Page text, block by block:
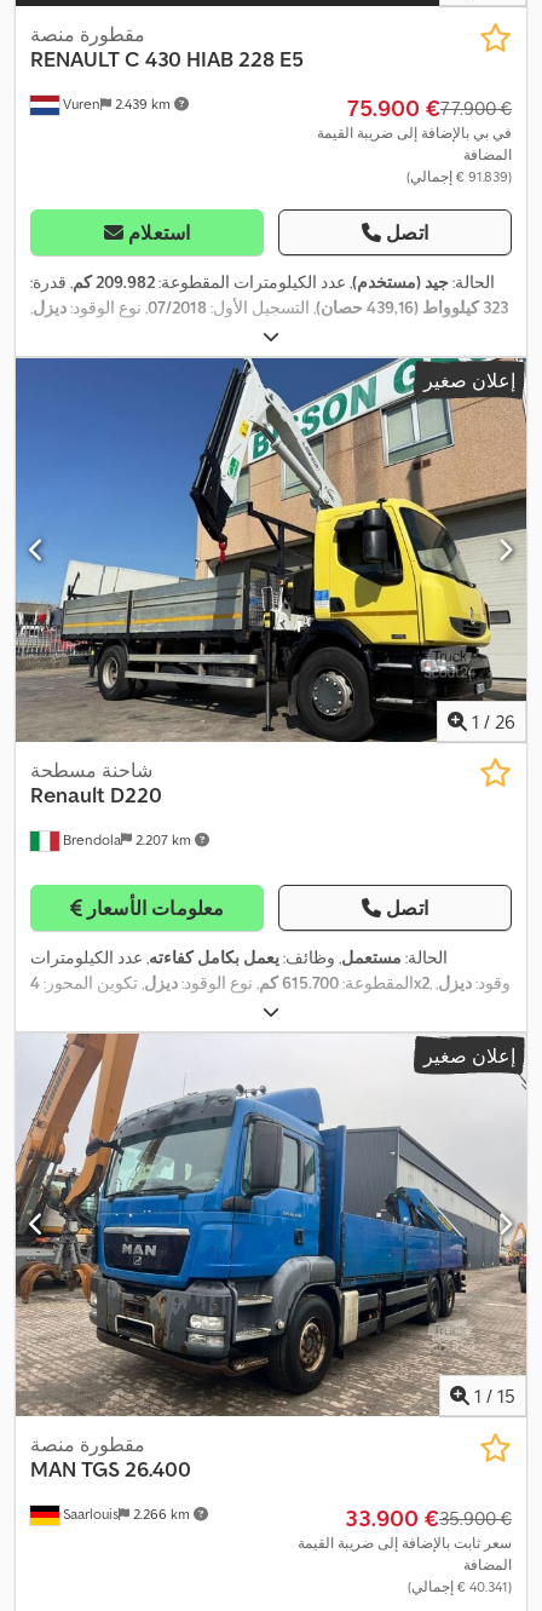
Vuren 2.439 km
مقطورة منصة
RENAULTC 430 HIAB 228 E5
‏75.900 € ‏77.900 €
في بي بالإضافة إلى ضريبة القيمة
المضافة
(‏91.839 € إجمالي)
استعلام اتصل
الحالة:جيد (مستخدم), عدد الكيلومترات المقطوعة:209.982 كم
, قدرة:
323 كيلوواط (439,16 حصان)
, التسجيل الأول: 07/2018, نوع الوقود:ديزل,
, تكوين المحور:
مم, وقود:ديزل, لون:برتقالي, كابينة السائق:كابينة نهارية, نوع التروس:
تلقائي, عدد التروس:12, فئة الانبعاثات:يورو 6
الكلي:10.750 مم , العرض الكلي:2.550 مم
طول مساحة التحميل:7.220 مم , عرض مساحة التحميل:
الصنع:2018, معدات:بلوتوث, تكييف الهواء, تنظيم النوافذ الكهربائي,
رافعة, قفل مركزي, مثبت السرعة, مدفأة المقعد, مرآة كهربائية, نظام
التحكم في الجر, نظام الفرامل المانعة للانغلاق (ABS),
إعلان صغير
1 / 26
Brendola 2.207 km
شاحنة مسطحة
Renault D220
معلومات الأسعار اتصل
الحالة: مستعمل, وظائف:يعمل بكامل كفاءته, عدد الكيلومترات
المقطوعة:615.700 كم , نوع الوقود:ديزل, تكوين المحور: 4x2 , وقود:ديزل,
كابينة نهارية
معدات:رافعة ,
إعلان صغير
1 / 15
Saarlouis 2.266 km
مقطورة منصة
MAN TGS 26.400
‏33.900 € ‏35.900 €
سعر ثابت بالإضافة إلى ضريبة القيمة
المضافة
(‏40.341 € إجمالي)